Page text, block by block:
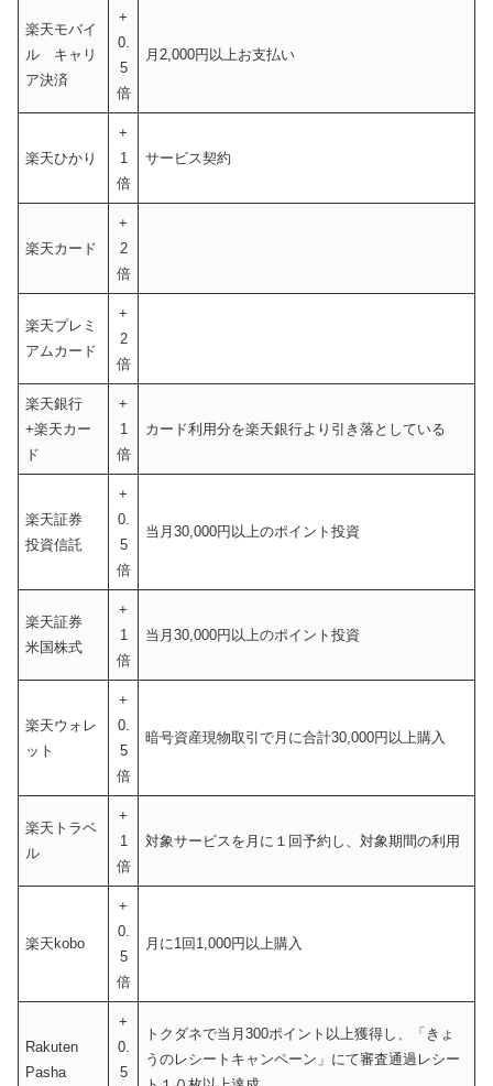
楽天モバイ
ル キャリ
ア決済
+
0.
5
倍
月2,000円以上お支払い
楽天ひかり
+
1
倍
サービス契約
楽天カード
+
2
倍
楽天プレミ
アムカード
+
2
倍
楽天銀行
+楽天カー
ド
+
1
倍
カード利用分を楽天銀行より引き落としている
楽天証券
投資信託
+
0.
5
倍
当月30,000円以上のポイント投資
楽天証券
米国株式
+
1
倍
当月30,000円以上のポイント投資
楽天ウォレ
ット
+
0.
5
倍
暗号資産現物取引で月に合計30,000円以上購入
楽天トラベ
ル
+
1
倍
対象サービスを月に１回予約し、対象期間の利用
楽天kobo
+
0.
5
倍
月に1回1,000円以上購入
Rakuten
Pasha
+
0.
5
トクダネで当月300ポイント以上獲得し、「きょ
うのレシートキャンペーン」にて審査通過レシー